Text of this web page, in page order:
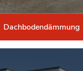
Dachbodendämmung